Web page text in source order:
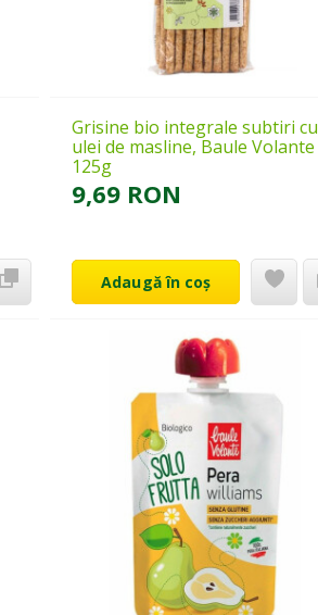
Grisine bio integrale subtiri cu
ulei de masline, Baule Volante
125g
9,69 RON
Adaugă în coș